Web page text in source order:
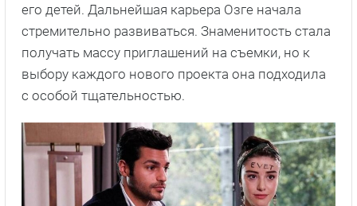
его детей. Дальнейшая карьера Озге начала
стремительно развиваться. Знаменитость стала
получать массу приглашений на съемки, но к
выбору каждого нового проекта она подходила
с особой тщательностью.